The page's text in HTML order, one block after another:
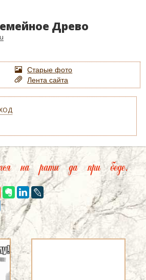
Древо
Старые фото
Лента сайта
на рати да при беде.